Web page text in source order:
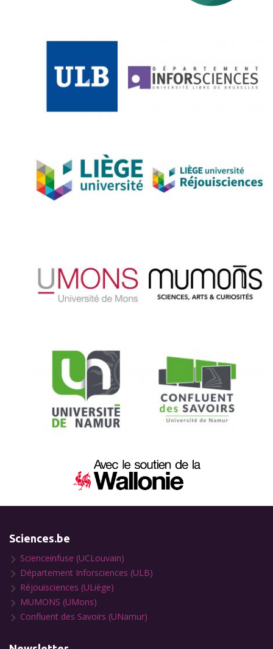
Sciences.be
Scienceinfuse (UCLouvain)
Département Inforsciences (ULB)
Réjouisciences (ULiège)
MUMONS (UMons)
Confluent des Savoirs (UNamur)